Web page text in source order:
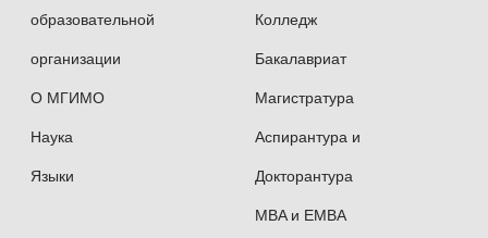
образовательной
организации
О МГИМО
Наука
Языки
Колледж
Бакалавриат
Магистратура
Аспирантура и
Докторантура
MBA и EMBA